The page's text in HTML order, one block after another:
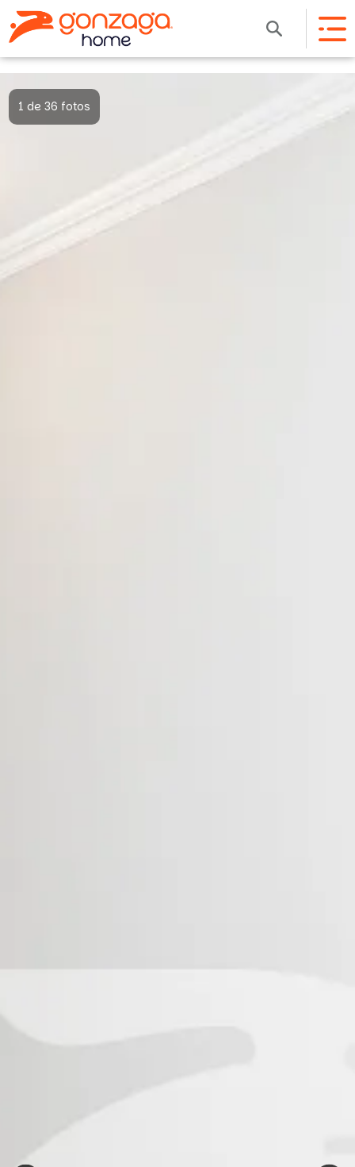
1 de 36 fotos